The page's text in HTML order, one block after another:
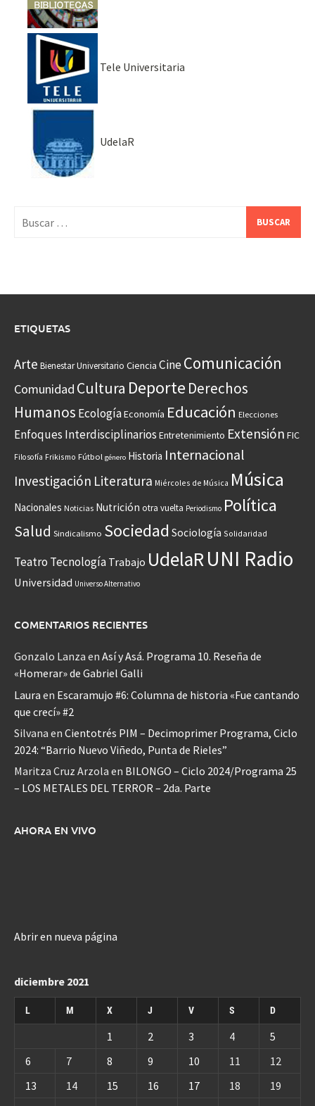
Tele Universitaria
UdelaR
ETIQUETAS
Arte Bienestar Universitario Ciencia CineComunicación
Comunidad Cultura Deporte Derechos
Humanos EcologíaEconomía Educación Elecciones
Enfoques Interdisciplinarios Entretenimiento Extensión FIC
Filosofía Frikismo Fútbol género Historia Internacional
Investigación Literatura Miércoles de Música Música
Nacionales Noticias Nutrición otra vuelta Periodismo Política
Salud Sindicalismo Sociedad Sociología Solidaridad
Teatro Tecnología Trabajo UdelaRUNI Radio
Universidad Universo Alternativo
COMENTARIOS RECIENTES
Gonzalo Lanza en Así y Asá. Programa 10. Reseña de
«Homerar» de Gabriel Galli
Laura en Escaramujo #6: Columna de historia «Fue cantando
que crecí» #2
Silvana en Cientotrés PIM – Decimoprimer Programa, Ciclo
2024: “Barrio Nuevo Viñedo, Punta de Rieles”
Maritza Cruz Arzola en BILONGO – Ciclo 2024/Programa 25
– LOS METALES DEL TERROR – 2da. Parte
AHORA EN VIVO
Abrir en nueva página
diciembre 2021
L M X J V S D
1 2 3 4
5
6
7 8 9 10 11
12
13
14 15 16 17 18
19